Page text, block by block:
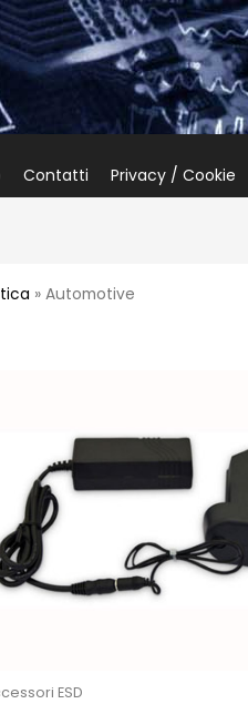
Contatti Privacy / Cookie
» Automotive
ESD